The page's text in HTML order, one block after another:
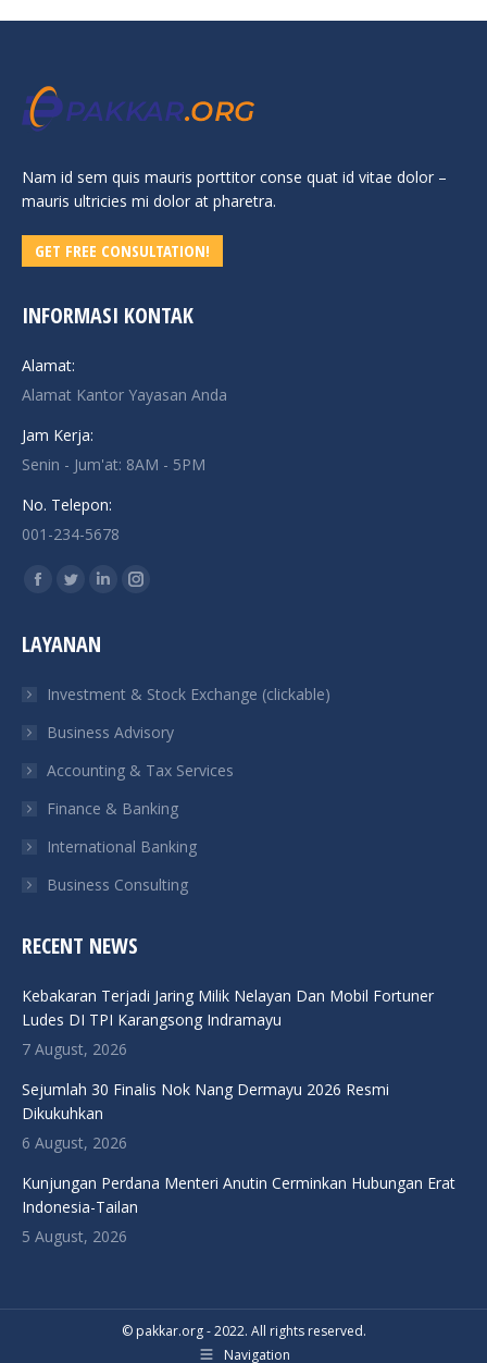
Nam id sem quis mauris porttitor conse quat id vitae dolor –
mauris ultricies mi dolor at pharetra.
GET FREE CONSULTATION!
INFORMASI KONTAK
Alamat:
Alamat Kantor Yayasan Anda
Jam Kerja:
Senin - Jum'at: 8AM - 5PM
No. Telepon:
001-234-5678
Find us on:
Facebook
opens
new
window
Twitter
opens
new
window
Linkedin
new
window
Instagram
new
window
LAYANAN
Investment & Stock Exchange (clickable)
Business Advisory
Accounting & Tax Services
Finance & Banking
International Banking
Business Consulting
RECENT NEWS
Kebakaran Terjadi Jaring Milik Nelayan Dan Mobil Fortuner
Ludes DI TPI Karangsong Indramayu
7 August, 2026
Sejumlah 30 Finalis Nok Nang Dermayu 2026 Resmi
Dikukuhkan
6 August, 2026
Kunjungan Perdana Menteri Anutin Cerminkan Hubungan Erat
Indonesia-Tailan
5 August, 2026
© pakkar.org - 2022. All rights reserved.
Navigation